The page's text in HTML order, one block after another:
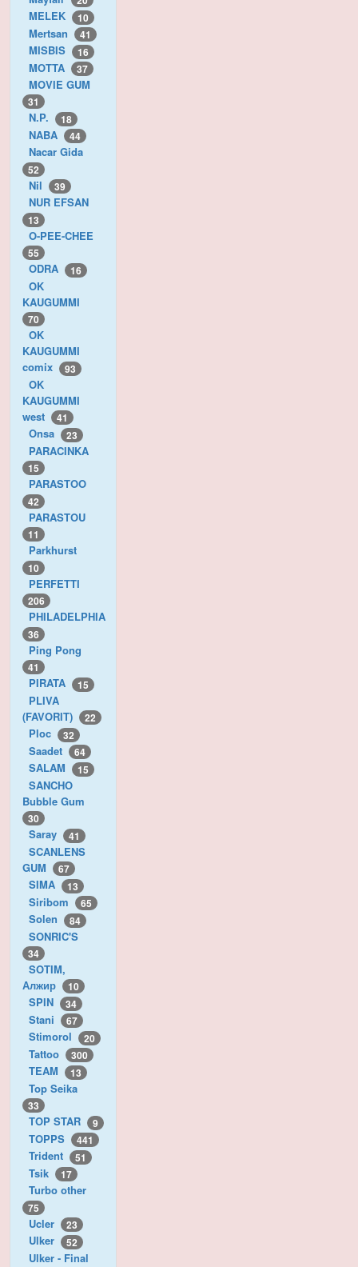
MELEK 10
Mertsan 41
MISBIS 16
MOTTA 37
MOVIE GUM
31
N.P. 18
NABA 44
Nacar Gida
52
Nil 39
NUR EFSAN
13
O-PEE-CHEE
55
ODRA 16
OK
KAUGUMMI
70
OK
KAUGUMMI
comix
93
OK
KAUGUMMI
west
41
Onsa 23
PARACINKA
15
PARASTOO
42
PARASTOU
11
Parkhurst
10
PERFETTI
206
PHILADELPHIA
36
Ping Pong
41
PIRATA 15
PLIVA
(FAVORIT)
22
Ploc 32
Saadet 64
SALAM 15
SANCHO
Bubble Gum
30
Saray 41
SCANLENS
GUM
67
SIMA 13
Siribom 65
Solen 84
SONRIC'S
34
SOTIM,
Алжир
10
SPIN 34
Stani 67
Stimorol 20
Tattoo 300
TEAM 13
Top Seika
33
TOP STAR 9
TOPPS 441
Trident 51
Tsik 17
Turbo other
75
Ucler 23
Ulker 52
Ulker - Final